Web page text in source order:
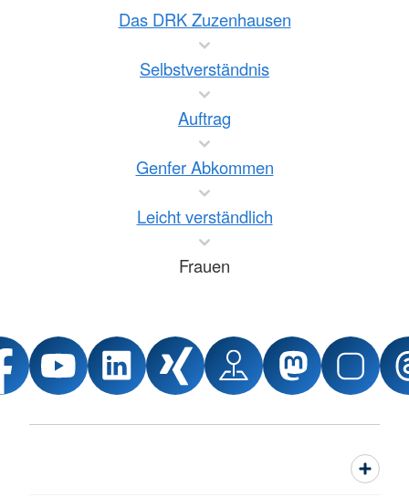
Das DRK Zuzenhausen
Selbstverständnis
Auftrag
Genfer Abkommen
Leicht verständlich
Frauen